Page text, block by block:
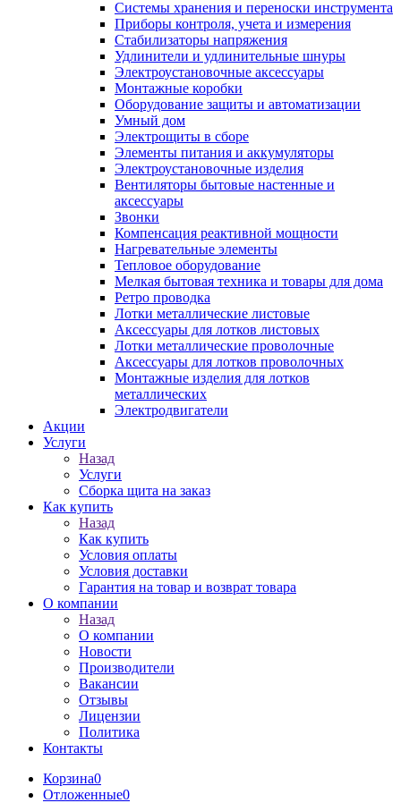
Системы хранения и переноски инструмента
Приборы контроля, учета и измерения
Стабилизаторы напряжения
Удлинители и удлинительные шнуры
Электроустановочные аксессуары
Монтажные коробки
Оборудование защиты и автоматизации
Умный дом
Электрощиты в сборе
Элементы питания и аккумуляторы
Электроустановочные изделия
Вентиляторы бытовые настенные и
аксессуары
Звонки
Компенсация реактивной мощности
Нагревательные элементы
Тепловое оборудование
Мелкая бытовая техника и товары для дома
Ретро проводка
Лотки металлические листовые
Аксессуары для лотков листовых
Лотки металлические проволочные
Аксессуары для лотков проволочных
Монтажные изделия для лотков
металлических
Электродвигатели
Акции
Услуги
Назад
Услуги
Сборка щита на заказ
Как купить
Назад
Как купить
Условия оплаты
Условия доставки
Гарантия на товар и возврат товара
О компании
Назад
О компании
Новости
Производители
Вакансии
Отзывы
Лицензии
Политика
Контакты
Корзина0
Отложенные0